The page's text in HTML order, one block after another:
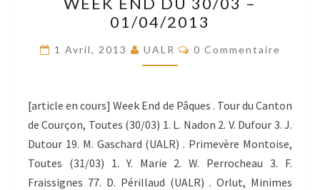
END
DU
30/03
–
01/04/2013
1 Avril, 2013 UALR Commentaires
0 Commentaire
[article en cours] Week End de Pâques . Tour du Canton
de Courçon, Toutes (30/03) 1. L. Nadon 2. V. Dufour 3. J.
Dutour 19. M. Gaschard (UALR) . Primevère Montoise,
Toutes (31/03) 1. Y. Marie 2. W. Perrocheau 3. F.
Fraissignes 77. D. Périllaud (UALR) . Orlut, Minimes